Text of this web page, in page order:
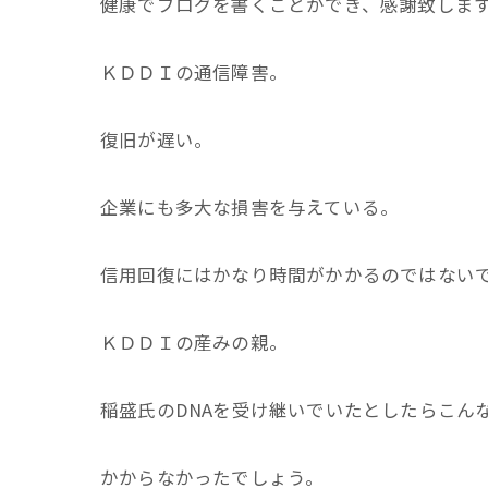
ＫＤＤＩの通信障害。
復旧が遅い。
企業にも多大な損害を与えている。
信用回復にはかなり時間がかかるのではない
ＫＤＤＩの産みの親。
稲盛氏のDNAを受け継いでいたとしたらこん
かからなかったでしょう。